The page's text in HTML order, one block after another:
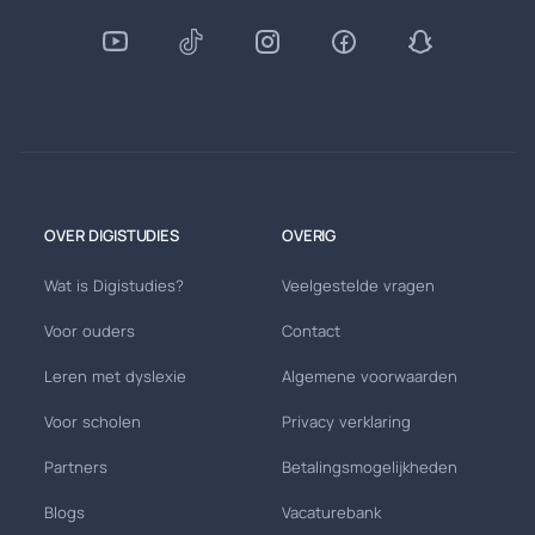
OVER DIGISTUDIES
Wat is Digistudies?
Voor ouders
Leren met dyslexie
Voor scholen
Partners
Blogs
OVERIG
Veelgestelde vragen
Contact
Algemene voorwaarden
Privacy verklaring
Betalingsmogelijkheden
Vacaturebank